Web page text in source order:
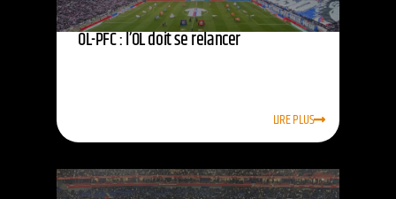
OL-PFC : l’OL doit se relancer
LIRE PLUS